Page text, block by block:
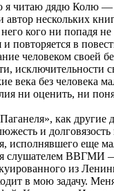
я читаю дядю Колю —
нескольких
кого ни попадя
в
человеком своей
века без человека
ни оценить, ни
как
и
исполнявшего еще
слушателем ВВГМИ
из
в мою задачу.